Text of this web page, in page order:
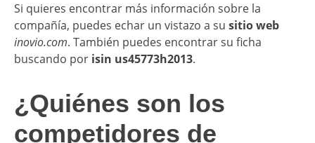
Si quieres encontrar más información sobre la
compañía, puedes echar un vistazo a su sitio web
inovio.com. También puedes encontrar su ficha
buscando por isin us45773h2013.
¿Quiénes son los
competidores de